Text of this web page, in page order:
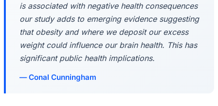
is associated with negative health consequences
our study adds to emerging evidence suggesting
that obesity and where we deposit our excess
weight could influence our brain health. This has
significant public health implications.
Conal Cunningham